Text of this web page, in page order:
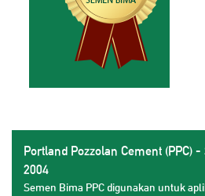
Portland Pozzolan Cement (PPC)
2004
Semen Bima PPC digunakan untuk